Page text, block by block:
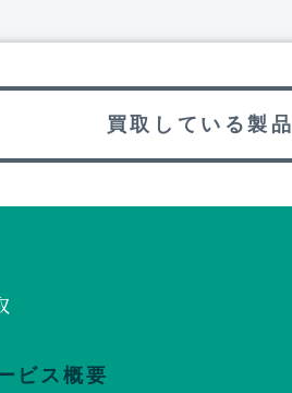
買取している製品
ビス概要